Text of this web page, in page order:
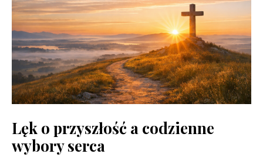
Lęk o przyszłość a codzienne
wybory serca